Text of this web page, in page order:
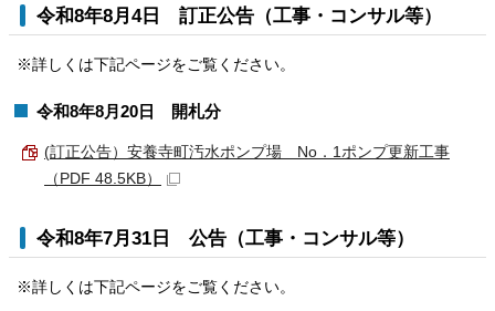
令和8年8月4日 訂正公告（工事・コンサル等）
※詳しくは下記ページをご覧ください。
令和8年8月20日 開札分
(訂正公告）安養寺町汚水ポンプ場 No．1ポンプ更新工事
（PDF 48.5KB）
令和8年7月31日 公告（工事・コンサル等）
※詳しくは下記ページをご覧ください。